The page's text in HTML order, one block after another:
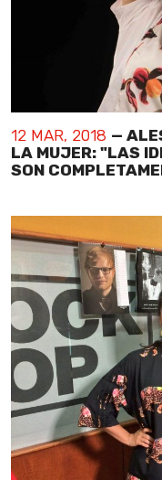
12 MAR, 2018 —
LA MUJER: "LAS
SON